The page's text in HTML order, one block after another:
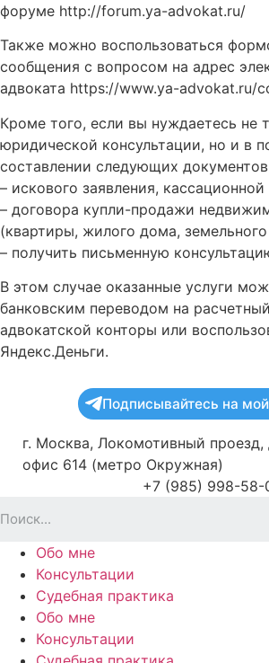
форуме http://forum.ya-advokat.ru/
Также можно воспользоваться
сообщения с вопросом на адрес
адвоката https://www.ya-advokat.ru/
Кроме того, если вы нуждаетесь не
юридической консультации, но и в
составлении следующих
– искового заявления,
– договора купли-продажи
(квартиры, жилого дома, земельного
– получить письменную
В этом случае оказанные услуги
банковским переводом на
адвокатской конторы или
Яндекс.Деньги.
Подписывайтесь на
г. Москва, Локомотивный проезд,
офис 614 (метро Окружная)
+7 (985) 998-58-
Обо мне
Консультации
Судебная практика
Обо мне
Консультации